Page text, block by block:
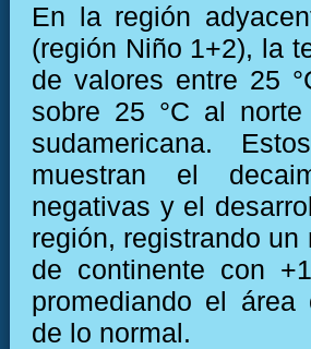
En la región
(región Niño 1+2), la
de valores entre 25
sobre 25 °C al
sudamericana.
muestran el
negativas y el
región, registrando
de continente con
promediando el área
de lo normal.